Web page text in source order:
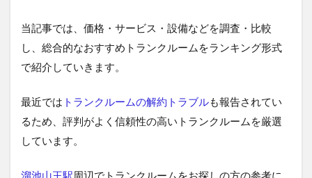
当記事では、価格・サービス・設備などを調査・比較
し、総合的なおすすめトランクルームをランキング形式
で紹介していきます。
最近では トランクルームの解約トラブルも報告されてい
るため、評判がよく信頼性の高いトランクルームを厳選
しています。
溜池山王駅周辺でトランクルームをお探しの方の参考に